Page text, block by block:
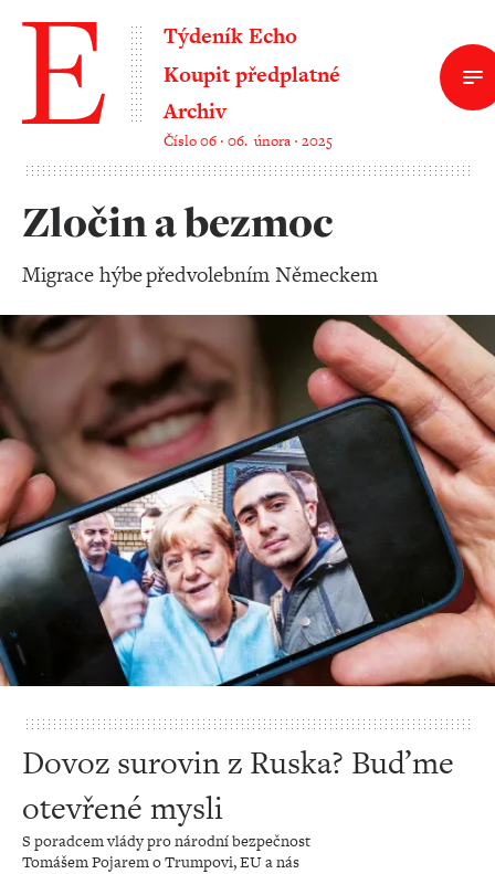
Týdeník Echo
Koupit předplatné
Archiv
Číslo 06 ‧ 06. února ‧ 2025
Zločin a bezmoc
Migrace hýbe předvolebním Německem
Dovoz surovin z Ruska? Buďme
otevřené mysli
S poradcem vlády pro národní bezpečnost
Tomášem Pojarem o Trumpovi, EU a nás